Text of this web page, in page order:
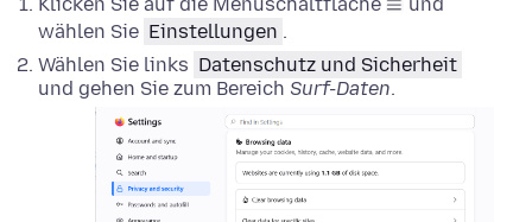
wählen Sie Einstellungen .
Wählen Sie links Datenschutz und Sicherheit
und gehen Sie zum Bereich Surf-Daten.